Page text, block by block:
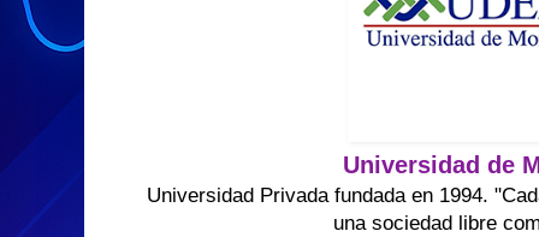
Universidad de
Universidad Privada fundada en 1994.
una sociedad libre